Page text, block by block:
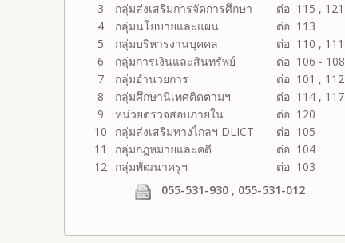
3
กลุ่มส่งเสริมการจัดการศึกษา
ต่อ 115 , 121
4
กลุ่มนโยบายและแผน
ต่อ 113
5
กลุ่มบริหารงานบุคคล
ต่อ 110 , 111
6
กลุ่มการเงินและสินทรัพย์
ต่อ 106 - 108
7
กลุ่มอำนวยการ
ต่อ 101 , 112
8
กลุ่มศึกษานิเทศติดตามฯ
ต่อ 114 , 117
9
หน่วยตรวจสอบภายใน
ต่อ 120
10
กลุ่มส่งเสริมทางไกลฯ DLICT
ต่อ 105
11
กลุ่มกฎหมายและคดี
ต่อ 104
12 กลุ่มพัฒนาครูฯ
ต่อ 103
055-531-930 , 055-531-012